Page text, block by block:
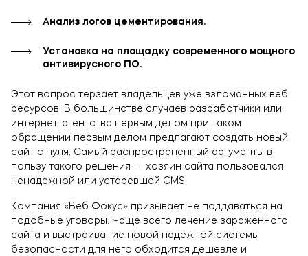
Анализ логов цементирования.
Установка на площадку современного мощного
антивирусного ПО.
Этот вопрос терзает владельцев уже взломанных веб
ресурсов. В большинстве случаев разработчики или
интернет-агентства первым делом при таком
обращении первым делом предлагают создать новый
сайт с нуля. Самый распространенный аргументы в
пользу такого решения — хозяин сайта пользовался
ненадежной или устаревшей CMS.
Компания «Веб Фокус» призывает не поддаваться на
подобные уговоры. Чаще всего лечение зараженного
сайта и выстраивание новой надежной системы
безопасности для него обходится дешевле и